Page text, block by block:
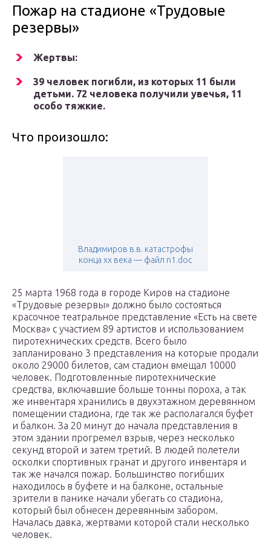
Пожар на стадионе «Трудовые
резервы»
Жертвы:
39 человек погибли, из которых 11 были
детьми. 72 человека получили увечья, 11
особо тяжкие.
Что произошло:
Владимиров в.в. катастрофы
конца xx века — файл n1.doc
25 марта 1968 года в городе Киров на стадионе
«Трудовые резервы» должно было состояться
красочное театральное представление «Есть на свете
Москва» с участием 89 артистов и использованием
пиротехнических средств. Всего было
запланировано 3 представления на которые продали
около 29000 билетов, сам стадион вмещал 10000
человек. Подготовленные пиротехнические
средства, включавшие больше тонны пороха, а так
же инвентаря хранились в двухэтажном деревянном
помещении стадиона, где так же располагался буфет
и балкон. За 20 минут до начала представления в
этом здании прогремел взрыв, через несколько
секунд второй и затем третий. В людей полетели
осколки спортивных гранат и другого инвентаря и
так же начался пожар. Большинство погибших
находилось в буфете и на балконе, остальные
зрители в панике начали убегать со стадиона,
который был обнесен деревянным забором.
Началась давка, жертвами которой стали несколько
человек.